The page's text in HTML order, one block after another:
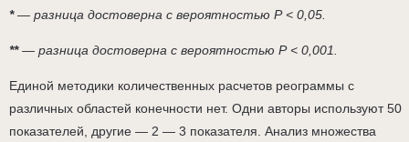
*— разница достоверна с вероятностью Р < 0,05.
**— разница достоверна с вероятностью Р < 0,001.
Единой методики количественных расчетов реограммы с
различных областей конечности нет. Одни авторы используют 50
показателей, другие — 2 — 3 показателя. Анализ множества